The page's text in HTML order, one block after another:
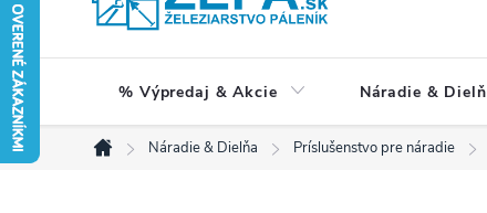
% Výpredaj & Akcie Náradie &
Domov
Náradie & Dielňa Príslušenstvo pre náradie